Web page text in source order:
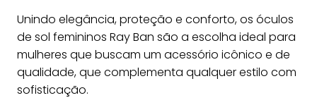
Unindo elegância, proteção e conforto, os óculos
de sol femininos Ray Ban são a escolha ideal para
mulheres que buscam um acessório icônico e de
qualidade, que complementa qualquer estilo com
sofisticação.